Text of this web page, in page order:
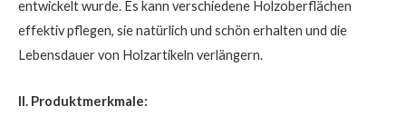
entwickelt wurde. Es kann verschiedene Holzoberflächen
effektiv pflegen, sie natürlich und schön erhalten und die
Lebensdauer von Holzartikeln verlängern.
II. Produktmerkmale: